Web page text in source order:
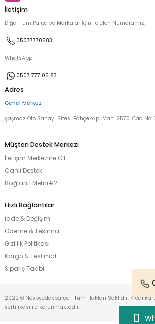
İletişim
Diğer Tüm Parça ve Markalar İçin Telefon Numaramız:
05077770583
WhatsApp
0507 777 05 83
Adres
Genel Merkez
Şaşmaz Oto Sanayi Sitesi Bahçekapı Mah. 2570. Cad No:
Müşteri Destek Merkezi
İletişim Merkezine Git
Canlı Destek
Bağlantı Metni#2
Hızlı Bağlantılar
İade & Değişim
Ödeme & Teslimat
Gizlilik Politikası
Kargo & Teslimat
Sipariş Takibi
2022 © Nospyedekparca | Tüm Hakları Saklıdır. Kredi
sertifikası ile korunmaktadır.